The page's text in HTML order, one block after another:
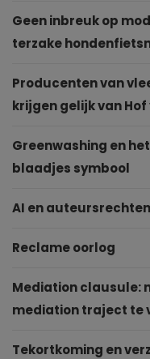
Geen inbreuk op
terzake
Producenten van
krijgen gelijk van
Greenwashing en
blaadjes symbool
AI en auteursrechten
Reclame oorlog
Mediation clausule:
mediation traject te
Tekortkoming en